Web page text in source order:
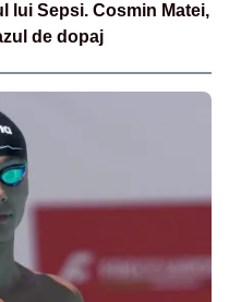
lui Sepsi. Cosmin Matei,
de dopaj